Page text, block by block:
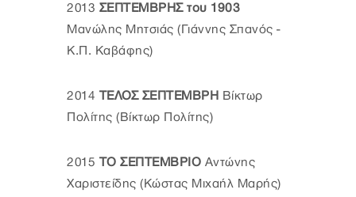
2013 ΣΕΠΤΕΜΒΡΗΣ του 1903
Μανώλης Μητσιάς (Γιάννης Σπανός -
Κ.Π. Καβάφης)
2014 ΤΕΛΟΣ ΣΕΠΤΕΜΒΡΗ Βίκτωρ
Πολίτης (Βίκτωρ Πολίτης)
2015 ΤΟ ΣΕΠΤΕΜΒΡΙΟ Αντώνης
Χαριστείδης (Κώστας Μιχαήλ Μαρής)